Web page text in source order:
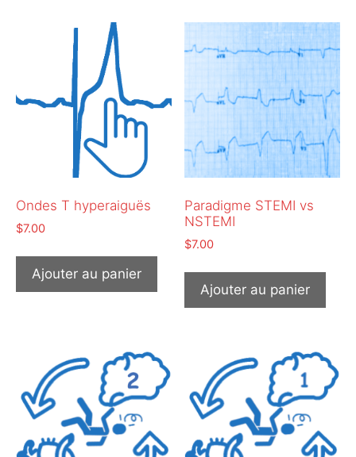
Ondes T hyperaiguës
$7.00
Ajouter au panier
Paradigme STEMI vs
NSTEMI
$7.00
Ajouter au panier